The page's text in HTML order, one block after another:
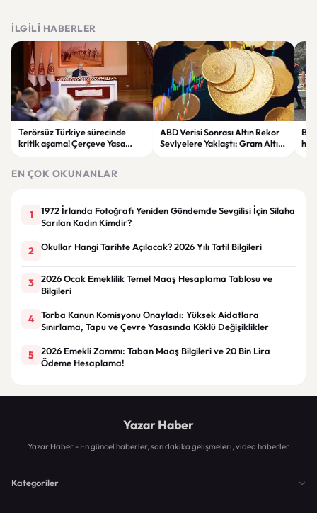
İLGILI HABERLER
Terörsüz Türkiye sürecinde
kritik aşama! Çerçeve Yasa
ABD Verisi Sonrası Altın Rekor
Seviyelere Yaklaştı: Gram Altın
EN ÇOK OKUNANLAR
1
1972 İrlanda Fotoğrafı Yeniden Gündemde Sevgilisi İçin Silaha
Sarılan Kadın Kimdir?
2 Okullar Hangi Tarihte Açılacak? 2026 Yılı Tatil Bilgileri
3
2026 Ocak Emeklilik Temel Maaş Hesaplama Tablosu ve
Bilgileri
4
Torba Kanun Komisyonu Onayladı: Yüksek Aidatlara
Sınırlama, Tapu ve Çevre Yasasında Köklü Değişiklikler
5
2026 Emekli Zammı: Taban Maaş Bilgileri ve 20 Bin Lira
Ödeme Hesaplama!
Yazar Haber
Yazar Haber - En güncel haberler, son dakika gelişmeleri, video haberler
Kategoriler